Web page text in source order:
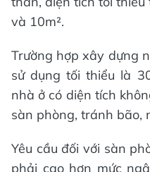
và 10m².
Trường hợp xây dựng
sử dụng tối thiểu là
nhà ở có diện tích
sàn phòng, tránh bão,
Yêu cầu đối với sàn
phải cao hơn mức